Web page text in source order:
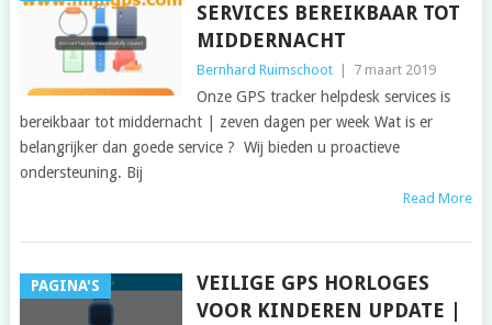
SERVICES BEREIKBAAR TOT
MIDDERNACHT
Bernhard Ruimschoot 7 maart 2019
Onze GPS tracker helpdesk services is
bereikbaar tot middernacht | zeven dagen per week Wat is er
belangrijker dan goede service ? Wij bieden u proactieve
ondersteuning. Bij
Read More
PAGINA'S
VEILIGE GPS HORLOGES
VOOR KINDEREN UPDATE |